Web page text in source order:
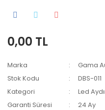
0,00 TL
Marka
Gama
Stok Kodu
DBS-011
Kategori
Led
Garanti Süresi
24 Ay